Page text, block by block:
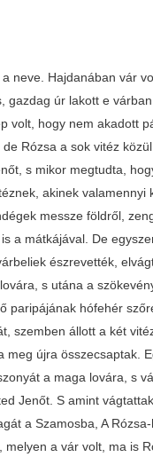
neve. Hajdanában vár
gazdag úr lakott e
volt, hogy nem akadott
Rózsa a sok vitéz
s mikor megtudta,
akinek
messze földről,
a mátkájával. De
észrevették,
s utána a
paripájának hófehér
szemben állott a két
újra összecsaptak.
a maga lovára, s
Jenőt. S amint
a Szamosba, A
a vár volt, ma is